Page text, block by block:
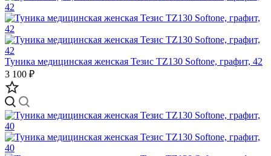
Туника медицинская женская Тезис TZ130 Softone, графит, 42
3 100 ₽